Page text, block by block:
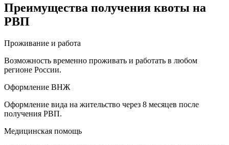
Преимущества получения квоты на
РВП
Проживание и работа
Возможность временно проживать и работать в любом
регионе России.
Оформление ВНЖ
Оформление вида на жительство через 8 месяцев после
получения РВП.
Медицинская помощь